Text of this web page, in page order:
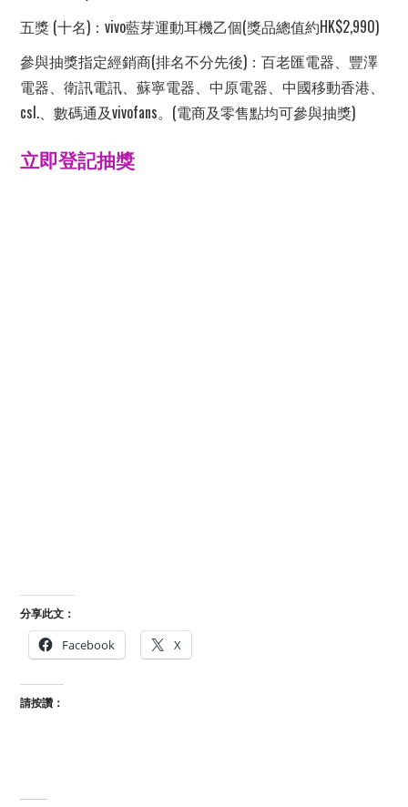
五獎 (十名)：vivo藍芽運動耳機乙個(獎品總值約HK$2,990)
參與抽獎指定經銷商(排名不分先後)：百老匯電器、豐澤
電器、衛訊電訊、蘇寧電器、中原電器、中國移動香港、
csl.、數碼通及vivofans。(電商及零售點均可參與抽獎)
立即登記抽獎
分享此文：
Facebook X
請按讚：